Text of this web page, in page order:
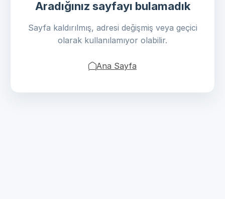
Aradığınız sayfayı bulamadık
Sayfa kaldırılmış, adresi değişmiş veya geçici
olarak kullanılamıyor olabilir.
Ana Sayfa